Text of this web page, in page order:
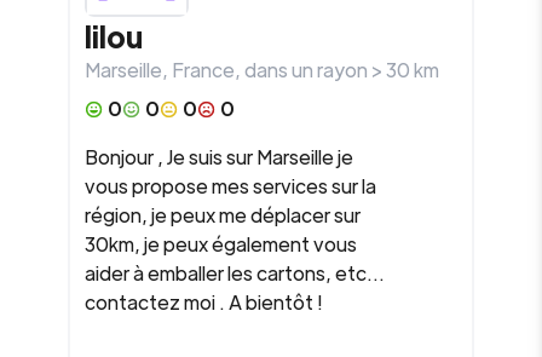
lilou
Marseille, France, dans un rayon >30km
0
0 0
0
Bonjour , Je suis sur Marseille je
vous propose mes services sur la
région, je peux me déplacer sur
30km, je peux également vous
aider à emballer les cartons, etc...
contactez moi . A bientôt !